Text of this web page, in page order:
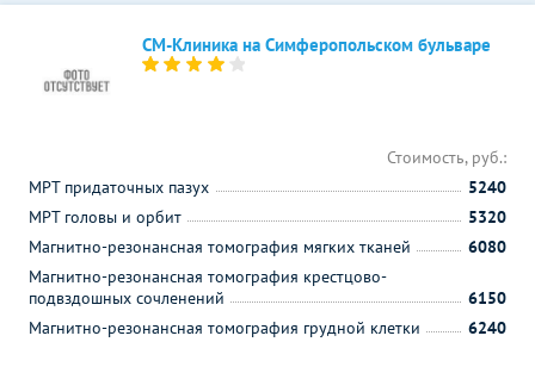
СМ-Клиника на Симферопольском бульваре
Стоимость, руб.:
МРТ придаточных пазух
5240
МРТ головы и орбит
5320
Магнитно-резонансная томография мягких тканей
6080
Магнитно-резонансная томография крестцово-
подвздошных сочленений
6150
Магнитно-резонансная томография грудной клетки
6240